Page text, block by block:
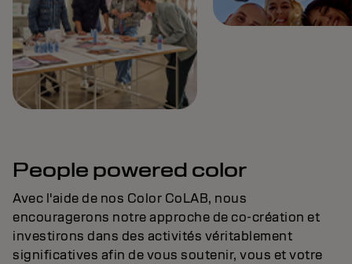
People powered color
Avec l'aide de nos Color CoLAB, nous
encouragerons notre approche de co-création et
investirons dans des activités véritablement
significatives afin de vous soutenir, vous et votre